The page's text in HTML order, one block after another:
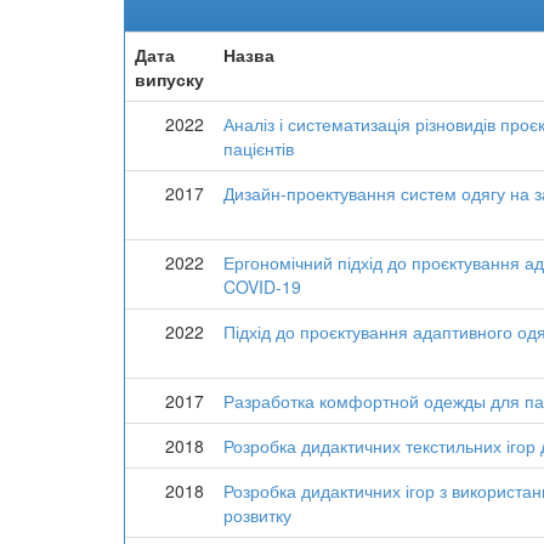
Дата
випуску
Назва
2022
Аналіз і систематизація різновидів
пацієнтів
2017
Дизайн-проектування систем одягу на
2022
Ергономічний підхід до проєктування
COVID-19
2022
Підхід до проєктування адаптивного
2017
Разработка комфортной одежды для
2018
Розробка дидактичних текстильних
2018
Розробка дидактичних ігор з
розвитку